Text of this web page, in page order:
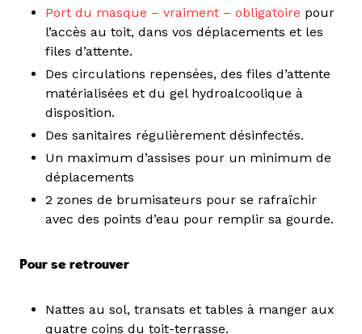
Port du masque – vraiment – obligatoire pour
l’accès au toit, dans vos déplacements et les
files d’attente.
Des circulations repensées, des files d’attente
matérialisées et du gel hydroalcoolique à
disposition.
Des sanitaires régulièrement désinfectés.
Un maximum d’assises pour un minimum de
déplacements
2 zones de brumisateurs pour se rafraîchir
avec des points d’eau pour remplir sa gourde.
Pour se retrouver
Nattes au sol, transats et tables à manger aux
quatre coins du toit-terrasse.